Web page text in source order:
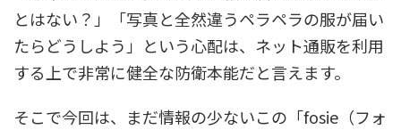
とはない？」「写真と全然違うペラペラの服が届い
たらどうしよう」という心配は、ネット通販を利用
する上で非常に健全な防衛本能だと言えます。
そこで今回は、まだ情報の少ないこの「fosie（フォ